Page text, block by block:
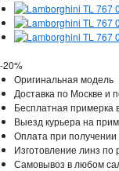
-20%
Оригинальная модель
Доставка по Москве и
Бесплатная примерка
Выезд курьера на
Оплата при
Изготовление линз по
Самовывоз в любом